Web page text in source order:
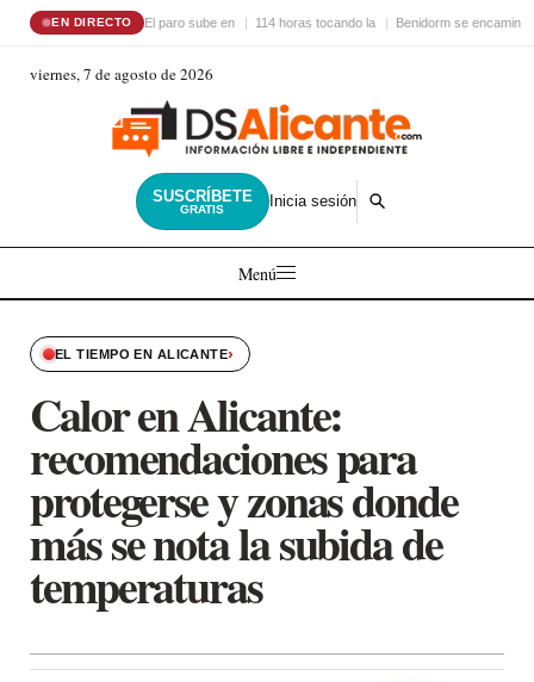
EN DIRECTO El paro sube en 114 horas tocando la Benidorm se encamina
viernes, 7 de agosto de 2026
SUSCRÍBETE
GRATIS Inicia sesión
Menú
EL TIEMPO EN ALICANTE›
Calor en Alicante:
recomendaciones para
protegerse y zonas donde
más se nota la subida de
temperaturas